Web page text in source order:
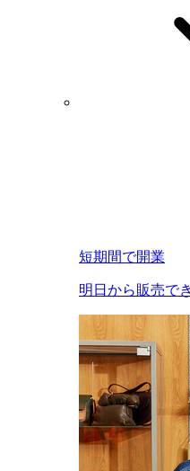
短期間で開業
明日から販売で